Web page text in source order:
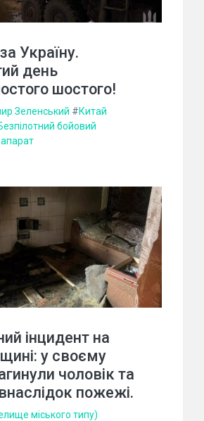
Україну.
день
шостого!
Зеленський #Китай
бойовий
інцидент на
у своєму
чоловік та
пожежі.
міського типу)